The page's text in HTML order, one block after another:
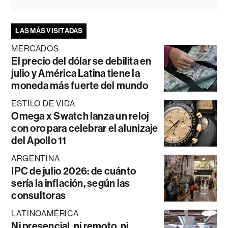
LAS MÁS VISITADAS
MERCADOS
El precio del dólar se debilita en
julio y América Latina tiene la
moneda más fuerte del mundo
ESTILO DE VIDA
Omega x Swatch lanza un reloj
con oro para celebrar el alunizaje
del Apollo 11
ARGENTINA
IPC de julio 2026: de cuánto
sería la inflación, según las
consultoras
LATINOAMÉRICA